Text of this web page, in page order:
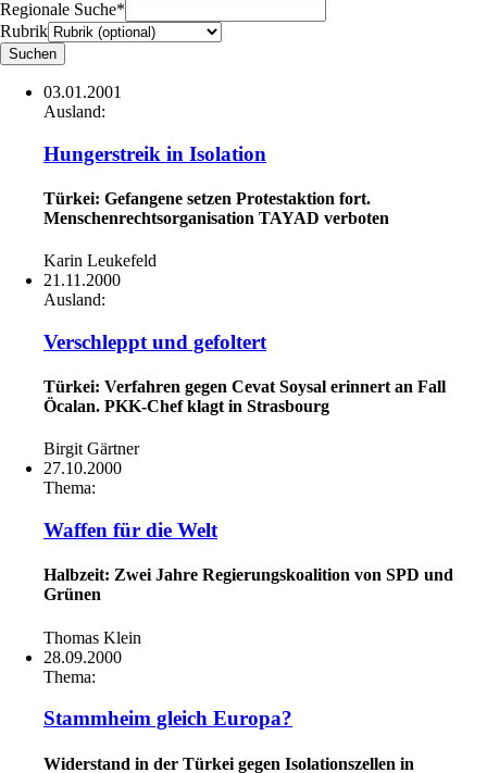
Regionale Suche*
Rubrik
03.01.2001
Ausland:
Hungerstreik in Isolation
Türkei: Gefangene setzen Protestaktion fort.
Menschenrechtsorganisation TAYAD verboten
Karin Leukefeld
21.11.2000
Ausland:
Verschleppt und gefoltert
Türkei: Verfahren gegen Cevat Soysal erinnert an Fall
Öcalan. PKK-Chef klagt in Strasbourg
Birgit Gärtner
27.10.2000
Thema:
Waffen für die Welt
Halbzeit: Zwei Jahre Regierungskoalition von SPD und
Grünen
Thomas Klein
28.09.2000
Thema:
Stammheim gleich Europa?
Widerstand in der Türkei gegen Isolationszellen in